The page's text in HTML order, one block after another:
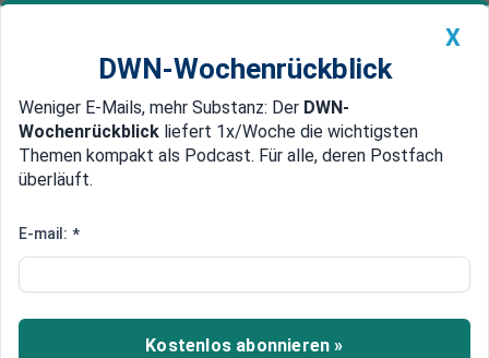
Newsticker MEIN DWN: Geldanlage Premium
Edelmetalle DWN-Magazin China
Ende des Sparkurses
Kurswechsel in Finnland:
Finanzministerin Urpilainen vor
Rücktritt
X
DWN-Wochenrückblick
Weniger E-Mails, mehr Substanz: Der DWN-
Wochenrückblick liefert 1x/Woche die wichtigsten
Themen kompakt als Podcast. Für alle, deren Postfach
überläuft.
E-mail: *
Kostenlos abonnieren »